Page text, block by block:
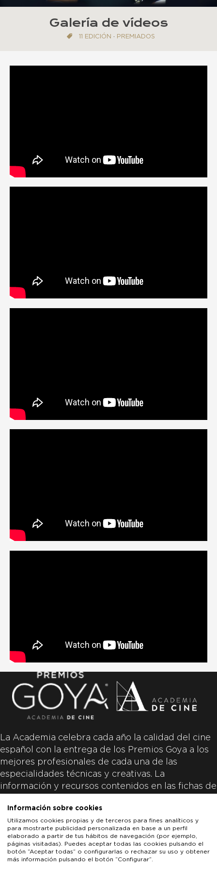
Galería de vídeos
11 EDICIÓN · PREMIADOS
La Academia celebra cada año la calidad del cine
español con la entrega de los Premios Goya a los
mejores profesionales de cada una de las
especialidades técnicas y creativas. La
información y recursos contenidos en las fichas de
productoras de las películas y responsabilidad
única y exclusiva de las mismas.
Información sobre cookies
Utilizamos cookies propias y de terceros para fines analíticos y
para mostrarte publicidad personalizada en base a un perfil
elaborado a partir de tus hábitos de navegación (por ejemplo,
páginas visitadas). Puedes aceptar todas las cookies pulsando el
botón “Aceptar todas” o configurarlas o rechazar su uso y obtener
más información pulsando el botón “Configurar”.